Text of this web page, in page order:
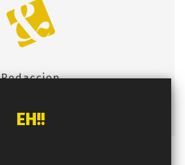
Redaccion
EH!!